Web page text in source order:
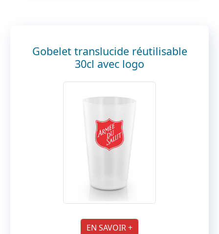
Gobelet translucide réutilisable
30cl avec logo
EN SAVOIR +